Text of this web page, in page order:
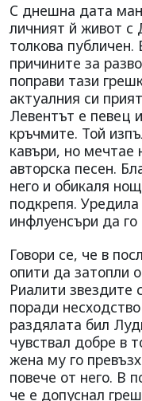
С днешна дата
личният й живот с
толкова
причините за
поправи тази
актуалния си
Левентът е певец
кръчмите. Той
кавъри, но мечтае
авторска песен.
него и обикаля
подкрепя.
инфлуенсъри да
Говори се, че в
опити да затопли
Риалити звездите
поради
раздялата бил
чувствал добре в
жена му го
повече от него. В
че е допуснал